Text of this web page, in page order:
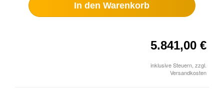
In den Warenkorb
5.841,00 €
inklusive Steuern, zzgl.
Versandkosten